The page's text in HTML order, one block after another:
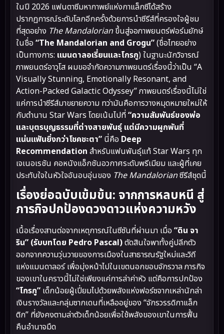
ในปี 2026 แฟนตาซีมหากาพย์แห่งกาแล็กซีได้สร้าง
ปรากฏการณ์ระดับโลกอีกครั้งด้วยการนำซีรีส์ที่ครองใจผู้ชม
ที่สุดอย่าง The Mandalorianขึ้นสู่จอภาพยนตร์ฟอร์มยักษ์
ในชื่อ “The Mandalorian and Grogu”(ชื่อไทยอย่าง
เป็นทางการ: แมนดาลอเรี่ยนและโกรกู) ในฐานะนักวิจารณ์
ภาพยนตร์อาวุโส ผมขอจำกัดความภาพยนตร์เรื่องนี้ว่าเป็น “A
Visually Stunning, Emotionally Resonant, and
Action-Packed Galactic Odyssey” ภาพยนตร์เรื่องนี้ไม่ใช่
แค่การนำซีรีส์มาขยายความ ทว่ามันคือการวางหมุดหมายใหม่ให้
กับตำนาน Star Wars โดยเน้นไปที่“ความสัมพันธ์ของพ่อ
และบุตรบุญธรรมที่ต่างสายพันธุ์ แต่มีความผูกพันที่
แน่นแฟ้นยิ่งกว่าโชคชะตา” นี่คือ Deep
Recommendation สำหรับแฟนพันธุ์แท้ Star Wars ทุก
เจเนอเรชัน คอหนังแอ็กชันอวกาศระดับพรีเมียม และผู้ที่เคย
ประทับใจในหัวใจอันอบอุ่นของ The Mandalorianซีรีส์ชุดนี้
เรื่องย่อฉบับเข้มข้น: จากการหลบหนี สู่
ภารกิจปกป้องดวงดาวแห่งความหวัง
เนื้อเรื่องสานต่อจากเหตุการณ์ในซีซันที่ผ่านมา เมื่อ “ดิน จา
ริน” (รับบทโดย Pedro Pascal)ตัดสินใจพาทั้งคู่ปลีกตัว
ออกจากความวุ่นวายของการเมืองในสาธารณรัฐใหม่และวิถี
แห่งแมนดาลอร์ เพื่อมุ่งหน้าไปในเขตนอกขอบจักรวาล ภารกิจ
ของเขาในคราวนี้ไม่ใช่เพียงแค่การล่าค่าหัว แต่คือการปกป้อง
“โกรกู” เด็กน้อยผู้เปี่ยมไปด้วยพลังแห่งฟอร์ซจากเหล่านักล่า
เงินรางวัลและกลุ่มซากเดนที่เหลืออยู่ของ “จักรวรรดิกาแล็ก
ติก” ที่ยังคงตามล่าตัวเด็กน้อยเพื่อใช้พลังของเขาในการฟื้น
คืนอำนาจมืด